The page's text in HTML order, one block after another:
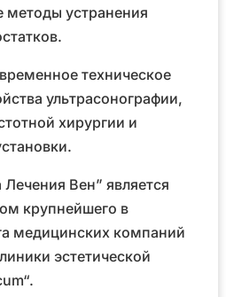
методы устранения
техническое
ультрасонографии,
хирургии и
Вен” является
крупнейшего в
медицинских компаний
эстетической
.